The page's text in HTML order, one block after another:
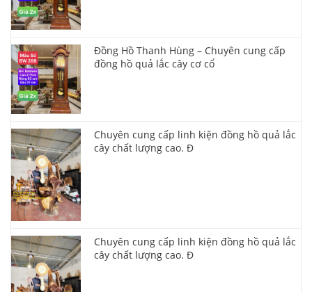
Đồng Hồ Thanh Hùng – Chuyên cung cấp
đồng hồ quả lắc cây cơ cổ
Chuyên cung cấp linh kiện đồng hồ quả lắc
cây chất lượng cao. Đ
Chuyên cung cấp linh kiện đồng hồ quả lắc
cây chất lượng cao. Đ